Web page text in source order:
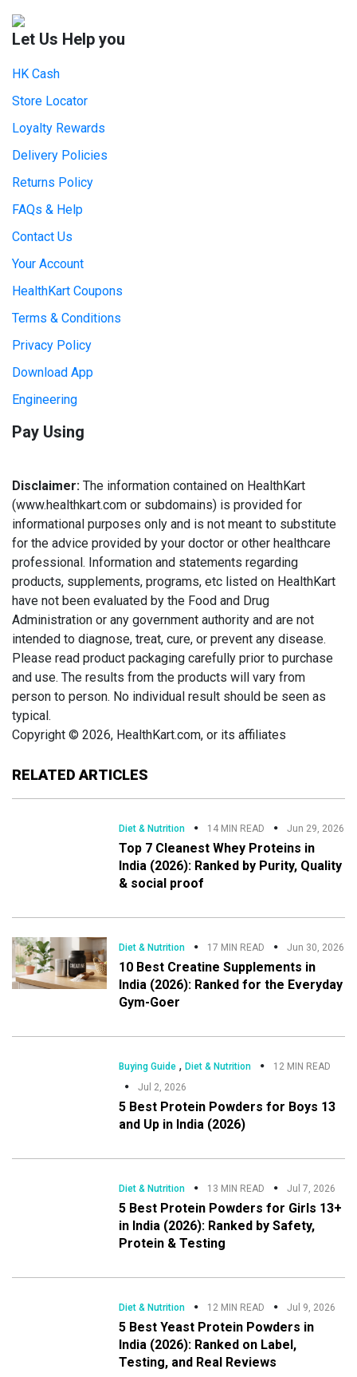
RELATED ARTICLES
Diet & Nutrition 14 MIN READ Jun 29, 2026
Top 7 Cleanest Whey Proteins in
India (2026): Ranked by Purity, Quality
& social proof
Diet & Nutrition 17 MIN READ Jun 30, 2026
10 Best Creatine Supplements in
India (2026): Ranked for the Everyday
Gym-Goer
Buying Guide ,Diet & Nutrition
12 MIN READ
Jul 2, 2026
5 Best Protein Powders for Boys 13
and Up in India (2026)
Diet & Nutrition 13 MIN READ Jul 7, 2026
5 Best Protein Powders for Girls 13+
in India (2026): Ranked by Safety,
Protein & Testing
Diet & Nutrition 12 MIN READ Jul 9, 2026
5 Best Yeast Protein Powders in
India (2026): Ranked on Label,
Testing, and Real Reviews
Let Us Help you
HK Cash
Store Locator
Loyalty Rewards
Delivery Policies
Returns Policy
FAQs & Help
Contact Us
Your Account
HealthKart Coupons
Terms & Conditions
Privacy Policy
Download App
Engineering
Pay Using
Disclaimer: The information contained on HealthKart
(www.healthkart.com or subdomains) is provided for
informational purposes only and is not meant to substitute
for the advice provided by your doctor or other healthcare
professional. Information and statements regarding
products, supplements, programs, etc listed on HealthKart
have not been evaluated by the Food and Drug
Administration or any government authority and are not
intended to diagnose, treat, cure, or prevent any disease.
Please read product packaging carefully prior to purchase
and use. The results from the products will vary from
person to person. No individual result should be seen as
typical.
Copyright © 2026, HealthKart.com, or its affiliates